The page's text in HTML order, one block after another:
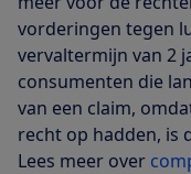
vorderingen tegen
vervaltermijn van 2
consumenten die
van een claim,
recht op hadden, is
Lees meer over